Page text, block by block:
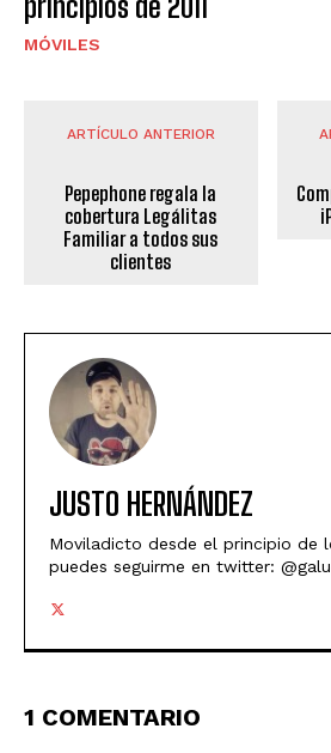
MÓVILES
ARTÍCULO ANTERIOR
Pepephone regala la
cobertura Legálitas
Familiar a todos sus
clientes
JUSTO HERNÁNDEZ
Moviladicto desde el principio de
puedes seguirme en twitter:
1 COMENTARIO